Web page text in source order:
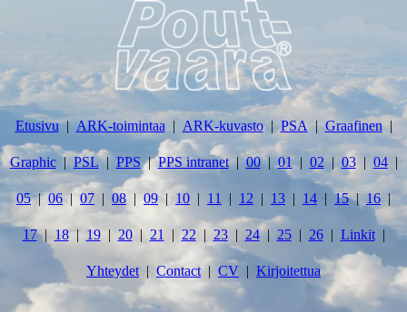
Etusivu ARK-toimintaa ARK-kuvasto PSA Graafinen
Graphic PSL PPS PPS intranet 00 01 02 03 04
05 06 07 08 09 10 11 12 13 14 15 16
17 18 19 20 21 22 23 24 25 26 Linkit
Yhteydet Contact CV Kirjoitettua